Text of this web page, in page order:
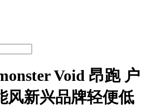
Void 昂跑 户
风新兴品牌轻便低